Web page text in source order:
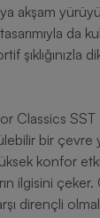
akşam
da
şıklığınızla
Classics
bir çevre
konfor
ilgisini
dirençli